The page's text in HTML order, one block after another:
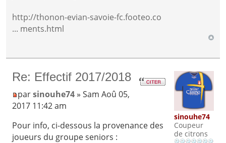
http://thonon-evian-savoie-fc.footeo.co
... ments.html
Re: Effectif 2017/2018
parsinouhe74» Sam Aoû 05,
2017 11:42 am
Pour info, ci-dessous la provenance des
joueurs du groupe seniors :
sinouhe74
Coupeur
de citrons